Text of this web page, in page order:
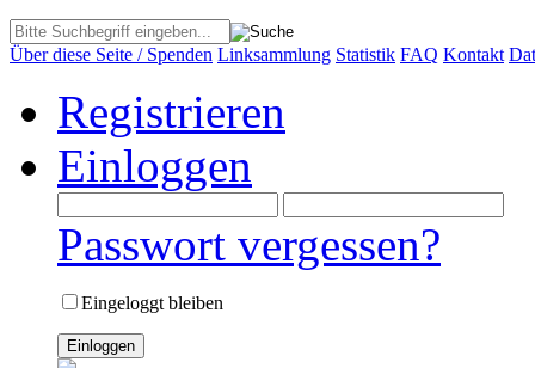
Über diese Seite / Spenden Linksammlung Statistik FAQ Kontakt
Registrieren
Einloggen
Passwort vergessen?
Eingeloggt bleiben